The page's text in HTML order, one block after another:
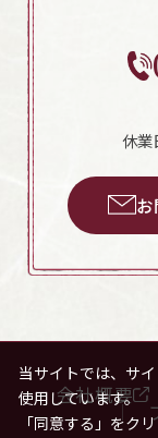
休業
会社概要
当サイトでは、サ
使用しています。
「同意する」をク